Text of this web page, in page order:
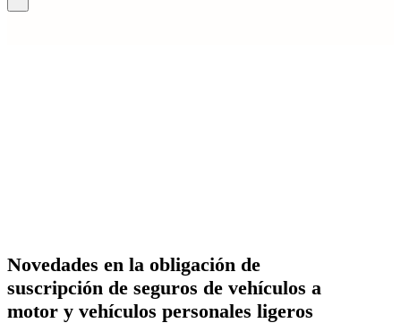
Novedades en la obligación de
suscripción de seguros de vehículos a
motor y vehículos personales ligeros